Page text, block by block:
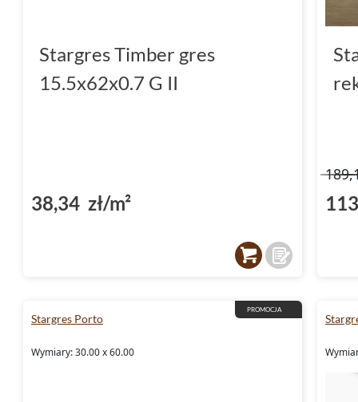
Stargres Timber gres
15.5x62x0.7 G II
38,34 zł/m²
PROMOCJA
Stargres Porto
Wymiary: 30.00 x 60.00